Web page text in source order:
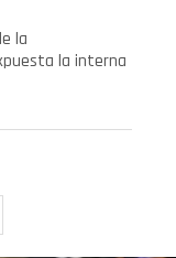
la
la interna